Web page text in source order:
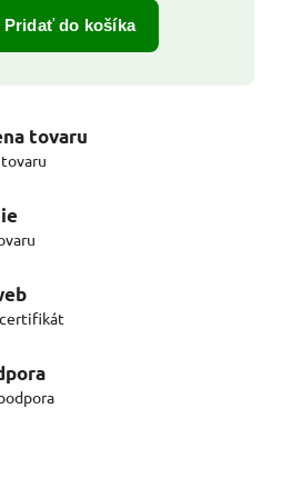
Pridať do košíka
tovaru
certifikát